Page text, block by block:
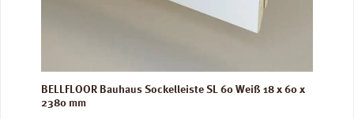
BELLFLOOR Bauhaus Sockelleiste SL 60 Weiß 18 x 60 x
2380 mm